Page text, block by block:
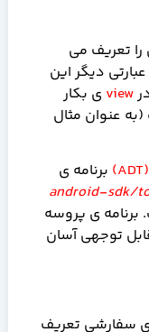
را تعریف می
دیگر این
view ی بکار
عنوان مثال
(
ADT
) برنامه ی
android-sdk/
ی پروسه
توجهی آسان
سفارشی تعریف